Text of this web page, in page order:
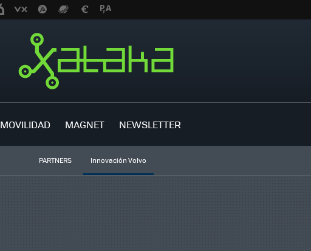
MOVILIDAD MAGNET NEWSLETTER
PARTNERS Innovación Volvo